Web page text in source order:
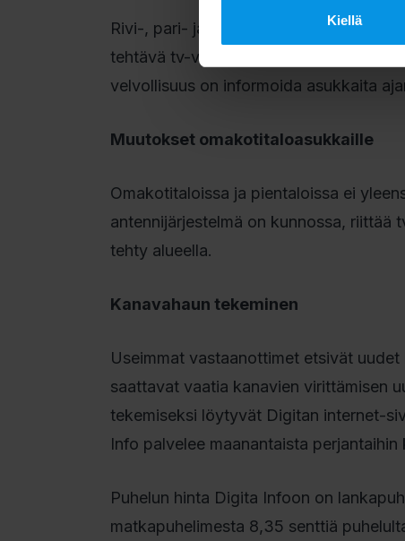
Kiellä
Rivi-, pari- ja kerrostaloissa, joissa on
tehtävä tv-vastaanottimien
velvollisuus on informoida asukkaita
Muutokset omakotitaloasukkaille
Omakotitaloissa ja pientaloissa ei
antennijärjestelmä on kunnossa, riittää
tehty alueella.
Kanavahaun tekeminen
Useimmat vastaanottimet etsivät
saattavat vaatia kanavien virittämisen
tekemiseksi löytyvät Digitan internet-
Info palvelee maanantaista
Puhelun hinta Digita Infoon on
matkapuhelimesta 8,35 senttiä